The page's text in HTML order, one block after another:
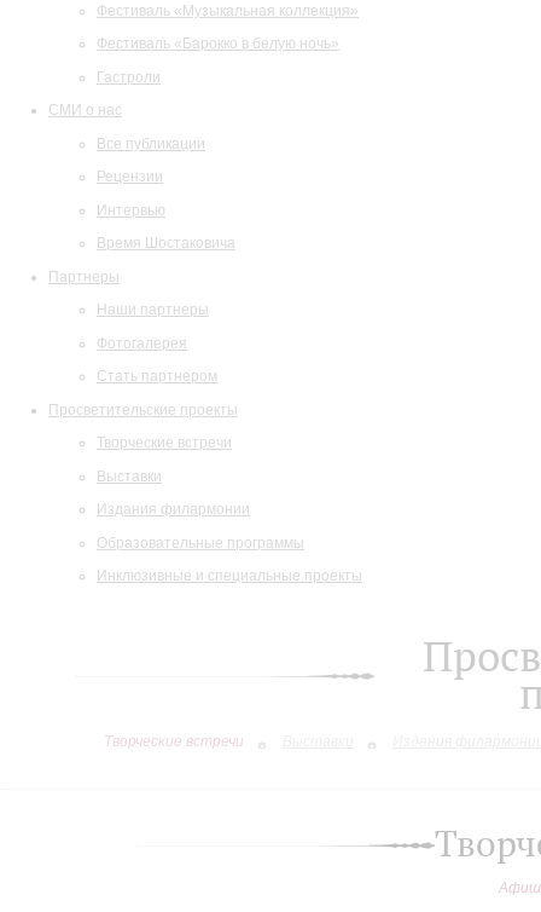
Фестиваль «Музыкальная коллекция»
Фестиваль «Барокко в белую ночь»
Гастроли
СМИ о нас
Все публикации
Рецензии
Интервью
Время Шостаковича
Партнеры
Наши партнеры
Фотогалерея
Стать партнером
Просветительские проекты
Творческие встречи
Выставки
Издания филармонии
Образовательные программы
Инклюзивные и специальные проекты
Творческие встречи